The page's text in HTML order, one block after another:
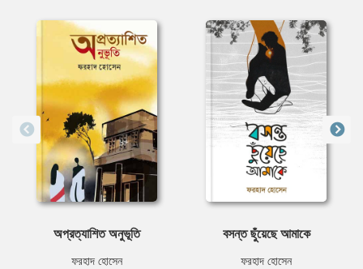
অপ্রত্যাশিত অনুভূতি
ফরহাদ হোসেন
বসন্ত ছুঁয়েছে আমাকে
ফরহাদ হোসেন